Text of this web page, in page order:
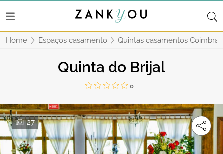
Home Espaços casamento Quintas casamentos Coimbra
Quinta do Brijal
0
27